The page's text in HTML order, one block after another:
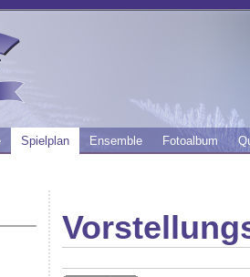
Spielplan Ensemble Fotoalbum